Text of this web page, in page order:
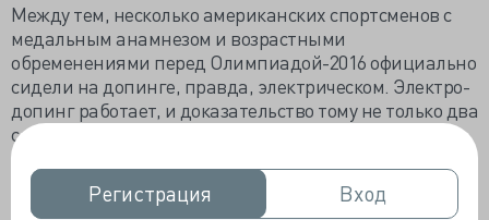
Регистрация
Регистрация Вход
Вход
Между тем, несколько американских спортсменов с
медальным анамнезом и возрастными
обременениями перед Олимпиадой-2016 официально
сидели на допинге, правда, электрическом. Электро-
допинг работает, и доказательство тому не только два
слепых плацебо контролируемых исследования,
проведенные производителем устройств для
транскраниальной микрополяризации (ТКМП), но и
начало исследований военных специалистов, о чём в